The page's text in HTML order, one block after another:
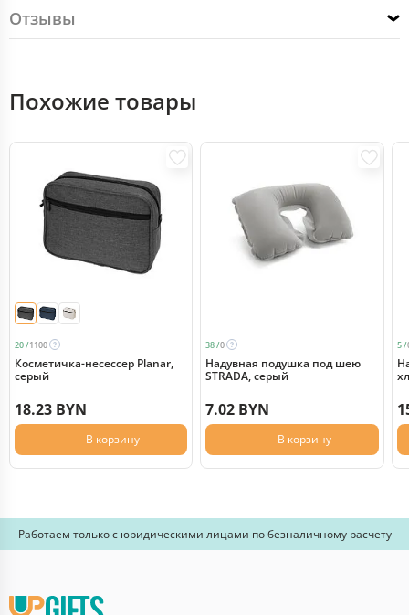
Отзывы
Похожие товары
20 /1100
Косметичка-несессер Planar,
серый
18.23 BYN
В корзину
38 /0
Надувная подушка под шею
STRADA, серый
7.02 BYN
В корзину
5 /
Работаем только с юридическими лицами по безналичному расчету